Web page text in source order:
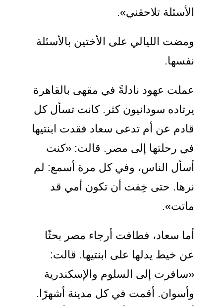
الأسئلة تلاحقني».
ومضت الليالي على الأختين بالأسئلة
نفسها.
عملت عهود نادلةً في مقهى بالقاهرة
يرتاده سودانيون كثر. كانت تسأل كل
قادم عن أم تدعى سعاد فقدت ابنتيها
في رحلتها إلى مصر. قالت: «كنت
أسأل الناس، وفي كل مرة أسمع: لم
نرها. حتى خِفت أن تكون أمي قد
ماتت».
أما سعاد، فطافت أرجاء مصر بحثًا
عن خيط يدلها على ابنتيها. قالت:
«سافرت إلى السلوم والإسكندرية
وأسوان. أقمت في كل مدينة أشهرًا.